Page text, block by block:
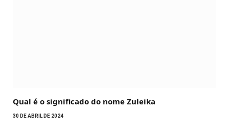
Qual é o significado do nome Zuleika
30 DE ABRIL DE 2024